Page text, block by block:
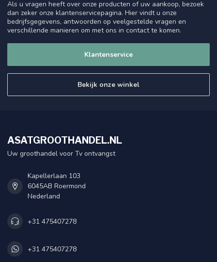
Als u vragen heeft over onze producten of uw aankoop, bezoek
dan zeker onze klantenservicepagina. Hier vindt u onze
bedrijfsgegevens, antwoorden op veelgestelde vragen en
verschillende manieren om met ons in contact te komen.
Klantenservice
Bekijk onze winkel
ASATGROOTHANDEL.NL
Uw groothandel voor Tv ontvangst
Kapellerlaan 103
6045AB Roermond
Nederland
+31 475407278
+31 475407278